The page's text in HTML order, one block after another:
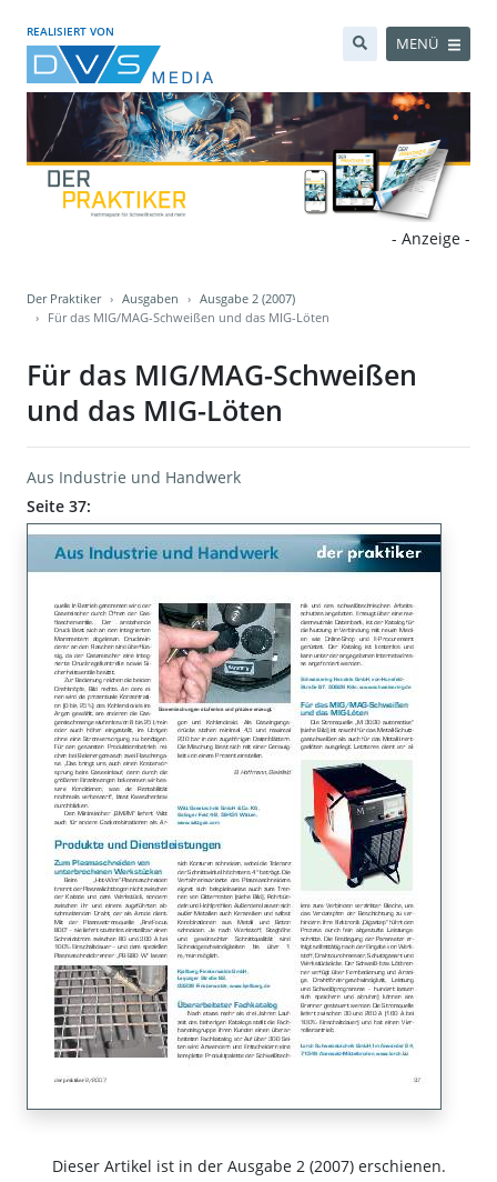
REALISIERT VON
MENÜ
- Anzeige -
Der Praktiker Ausgaben
Ausgabe 2 (2007)
Für das MIG/MAG-Schweißen und das MIG-Löten
Für das MIG/MAG-Schweißen
und das MIG-Löten
Aus Industrie und Handwerk
Seite 37:
Dieser Artikel ist in der Ausgabe 2 (2007) erschienen.